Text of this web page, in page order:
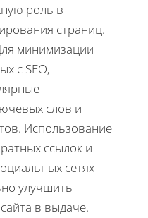
роль в
страниц.
минимизации
с SEO,
слов и
Использование
ссылок и
сетях
улучшить
в выдаче.